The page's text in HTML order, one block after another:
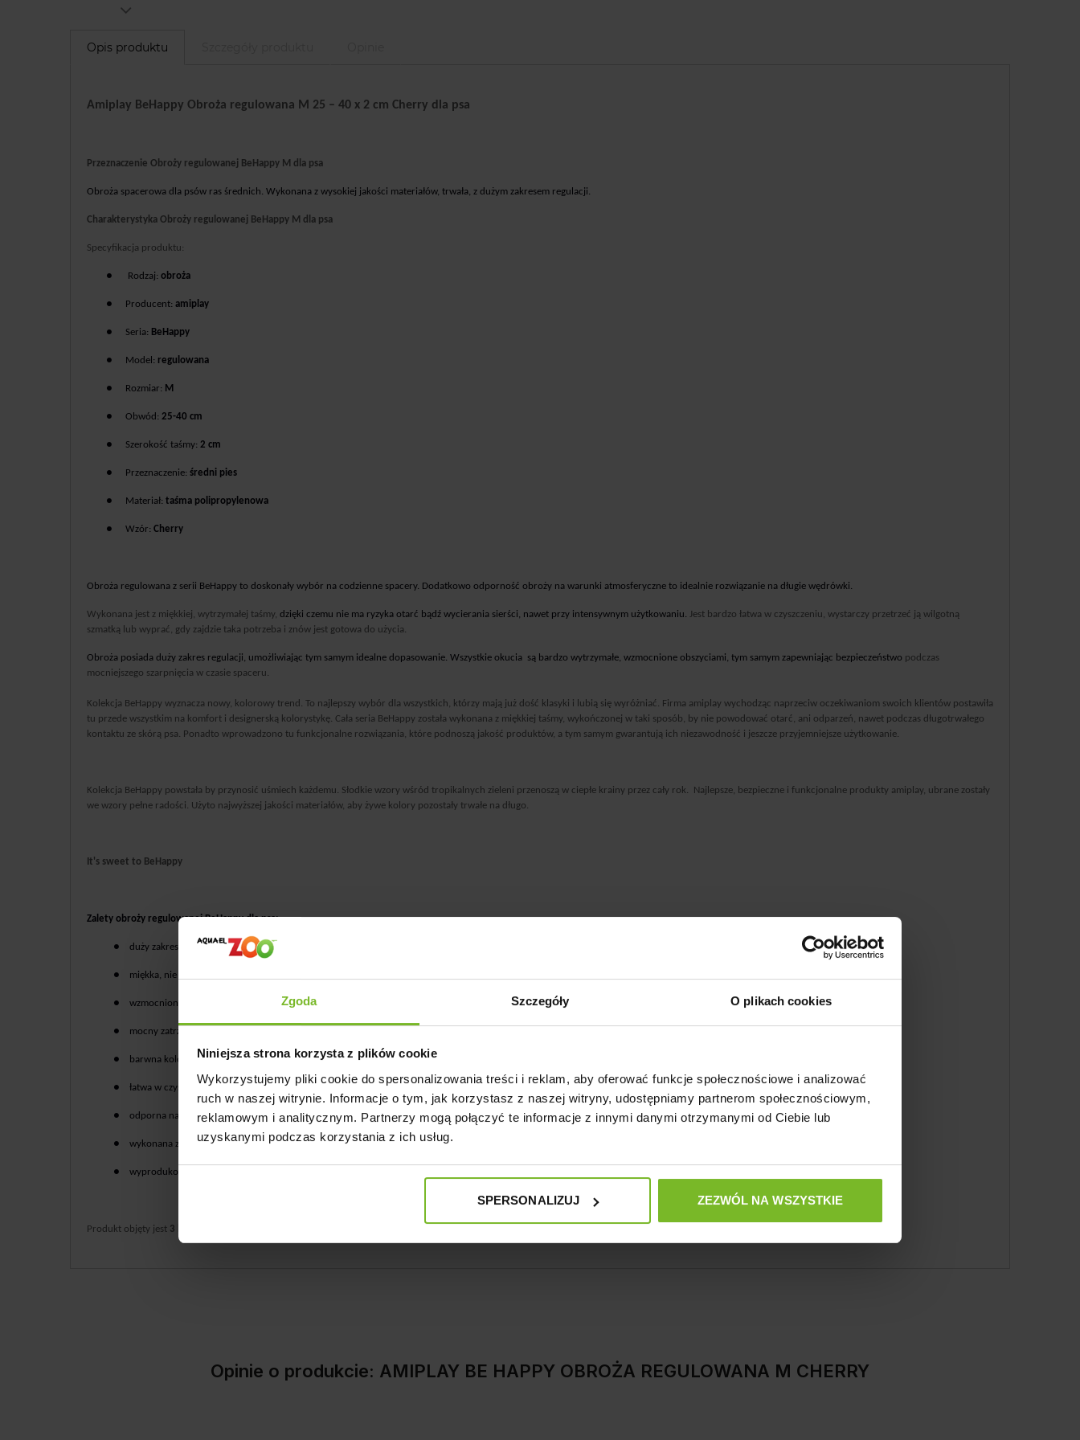
Zgoda Szczegóły O plikach cookies
Niniejsza strona korzysta z plików cookie
Wykorzystujemy pliki cookie do spersonalizowania treści i reklam, aby oferować funkcje społecznościowe i analizować
ruch w naszej witrynie. Informacje o tym, jak korzystasz z naszej witryny, udostępniamy partnerom społecznościowym,
reklamowym i analitycznym. Partnerzy mogą połączyć te informacje z innymi danymi otrzymanymi od Ciebie lub
uzyskanymi podczas korzystania z ich usług.
SPERSONALIZUJ ZEZWÓL NA WSZYSTKIE
Opis produktu
Amiplay BeHappy Obroża regulowana M 25 – 40 x 2 cm Cherry dla psa
Przeznaczenie Obroży regulowanej BeHappy M dla psa
Obroża spacerowa dla psów ras średnich. Wykonana z wysokiej jakości materiałów, trwała, z dużym zakresem regulacji.
Charakterystyka Obroży regulowanej BeHappy M dla psa
Specyfikacja produktu:
● Rodzaj: obroża
● Producent: amiplay
● Seria: BeHappy
● Model: regulowana
● Rozmiar: M
● Obwód: 25-40 cm
● Szerokość taśmy: 2 cm
● Przeznaczenie: średni pies
● Materiał: taśma polipropylenowa
● Wzór: Cherry
Obroża regulowana z serii BeHappy to doskonały wybór na codzienne spacery. Dodatkowo odporność obroży na warunki atmosferyczne to idealnie rozwiązanie na długie wędrówki.
Wykonana jest z miękkiej, wytrzymałej taśmy, dzięki czemu nie ma ryzyka otarć bądź wycierania sierści, nawet przy intensywnym użytkowaniu. Jest bardzo łatwa w czyszczeniu, wystarczy przetrzeć ją wilgotną
szmatką lub wyprać, gdy zajdzie taka potrzeba i znów jest gotowa do użycia.
Obroża posiada duży zakres regulacji, umożliwiając tym samym idealne dopasowanie. Wszystkie okucia są bardzo wytrzymałe, wzmocnione obszyciami, tym samym zapewniając bezpieczeństwo podczas
mocniejszego szarpnięcia w czasie spaceru.
Kolekcja BeHappy wyznacza nowy, kolorowy trend. To najlepszy wybór dla wszystkich, którzy mają już dość klasyki i lubią się wyróżniać. Firma amiplay wychodząc naprzeciw oczekiwaniom swoich klientów postawiła
tu przede wszystkim na komfort i designerską kolorystykę. Cała seria BeHappy została wykonana z miękkiej taśmy, wykończonej w taki sposób, by nie powodować otarć, ani odparzeń, nawet podczas długotrwałego
kontaktu ze skórą psa. Ponadto wprowadzono tu funkcjonalne rozwiązania, które podnoszą jakość produktów, a tym samym gwarantują ich niezawodność i jeszcze przyjemniejsze użytkowanie.
Kolekcja BeHappy powstała by przynosić uśmiech każdemu. Słodkie wzory wśród tropikalnych zieleni przenoszą w ciepłe krainy przez cały rok.
Najlepsze, bezpieczne i funkcjonalne produkty amiplay, ubrane zostały
we wzory pełne radości. Użyto najwyższej jakości materiałów, aby żywe kolory pozostały trwałe na długo.
It's sweet to BeHappy
Zalety obroży regulowanej BeHappy dla psa:
● duży zakres regulacji;
● miękka, nie powoduje otarć;
● wzmocniona przeszyciami;
● mocny zatrzask;
● barwna kolorystyka;
● łatwa w czyszczeniu;
● odporna na warunki atmosferyczne;
● wykonana z najwyższej jakości materiałów;
● wyprodukowana w Polsce
Produkt objęty jest 3 letnią gwarancją.
Opinie o produkcie: AMIPLAY BE HAPPY OBROŻA REGULOWANA M CHERRY